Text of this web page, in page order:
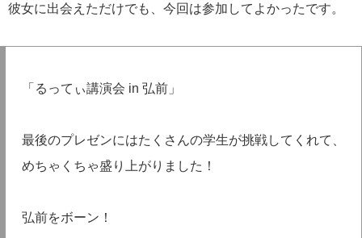
彼女に出会えただけでも、今回は参加してよかったです。
「るってぃ講演会 in 弘前」
最後のプレゼンにはたくさんの学生が挑戦してくれて、
めちゃくちゃ盛り上がりました！
弘前をボーン！